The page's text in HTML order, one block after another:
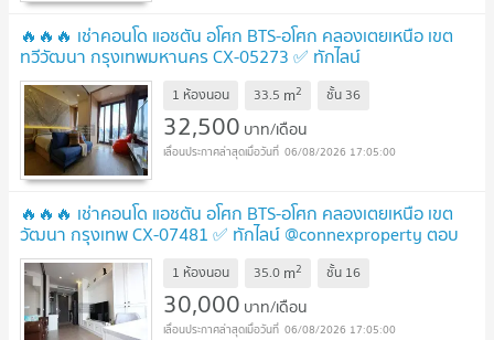
🔥🔥🔥 เช่าคอนโด แอชตัน อโศก BTS-อโศก คลองเตยเหนือ เขต
ทวีวัฒนา กรุงเทพมหานคร CX-05273 ✅ ทักไลน์
@connexproperty ตอบทันที ทีมงานมืออาชีพ ✅ 🔥🔥🔥
1 ห้องนอน 33.5 m2 ชั้น 36
32,500 บาท/เดือน
06/08/2026 17:05:00
🔥🔥🔥 เช่าคอนโด แอชตัน อโศก BTS-อโศก คลองเตยเหนือ เขต
วัฒนา กรุงเทพ CX-07481 ✅ ทักไลน์ @connexproperty ตอบ
ทันที ทีมงานมืออาชีพ ✅ 🔥🔥🔥
1 ห้องนอน 35.0 m2 ชั้น 16
30,000 บาท/เดือน
06/08/2026 17:05:00